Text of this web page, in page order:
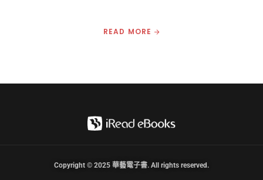
READ MORE
Copyright © 2025 華藝電子書. All rights reserved.